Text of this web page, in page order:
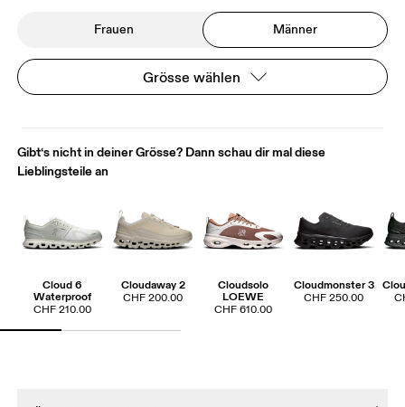
Frauen Männer
Grösse wählen
Gibt‘s nicht in deiner Grösse? Dann schau dir mal diese
Lieblingsteile an
Cloud 6
Waterproof
CHF 210.00
Cloudaway 2
CHF 200.00
Cloudsolo
LOEWE
CHF 610.00
Cloudmonster 3
CHF 250.00